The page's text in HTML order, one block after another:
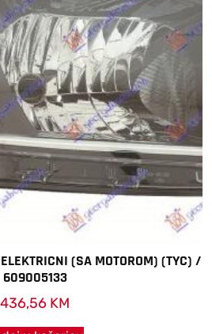
(SA MOTOROM) (TYC) /
609005133
436,56 KM